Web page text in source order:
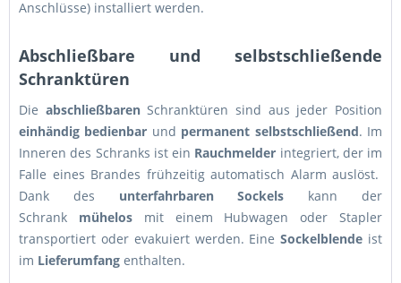
Anschlüsse) installiert werden.
Abschließbare und selbstschließende
Schranktüren
Die abschließbarenSchranktüren sind aus jeder Position
einhändig bedienbar und permanent selbstschließend. Im
Inneren des Schranks ist ein Rauchmelder integriert, der im
Falle eines Brandes frühzeitig automatisch Alarm auslöst.
Dank des unterfahrbaren Sockels kann der
Schrank mühelosmit einem Hubwagen oder Stapler
transportiert oder evakuiert werden. EineSockelblende ist
im Lieferumfang enthalten.